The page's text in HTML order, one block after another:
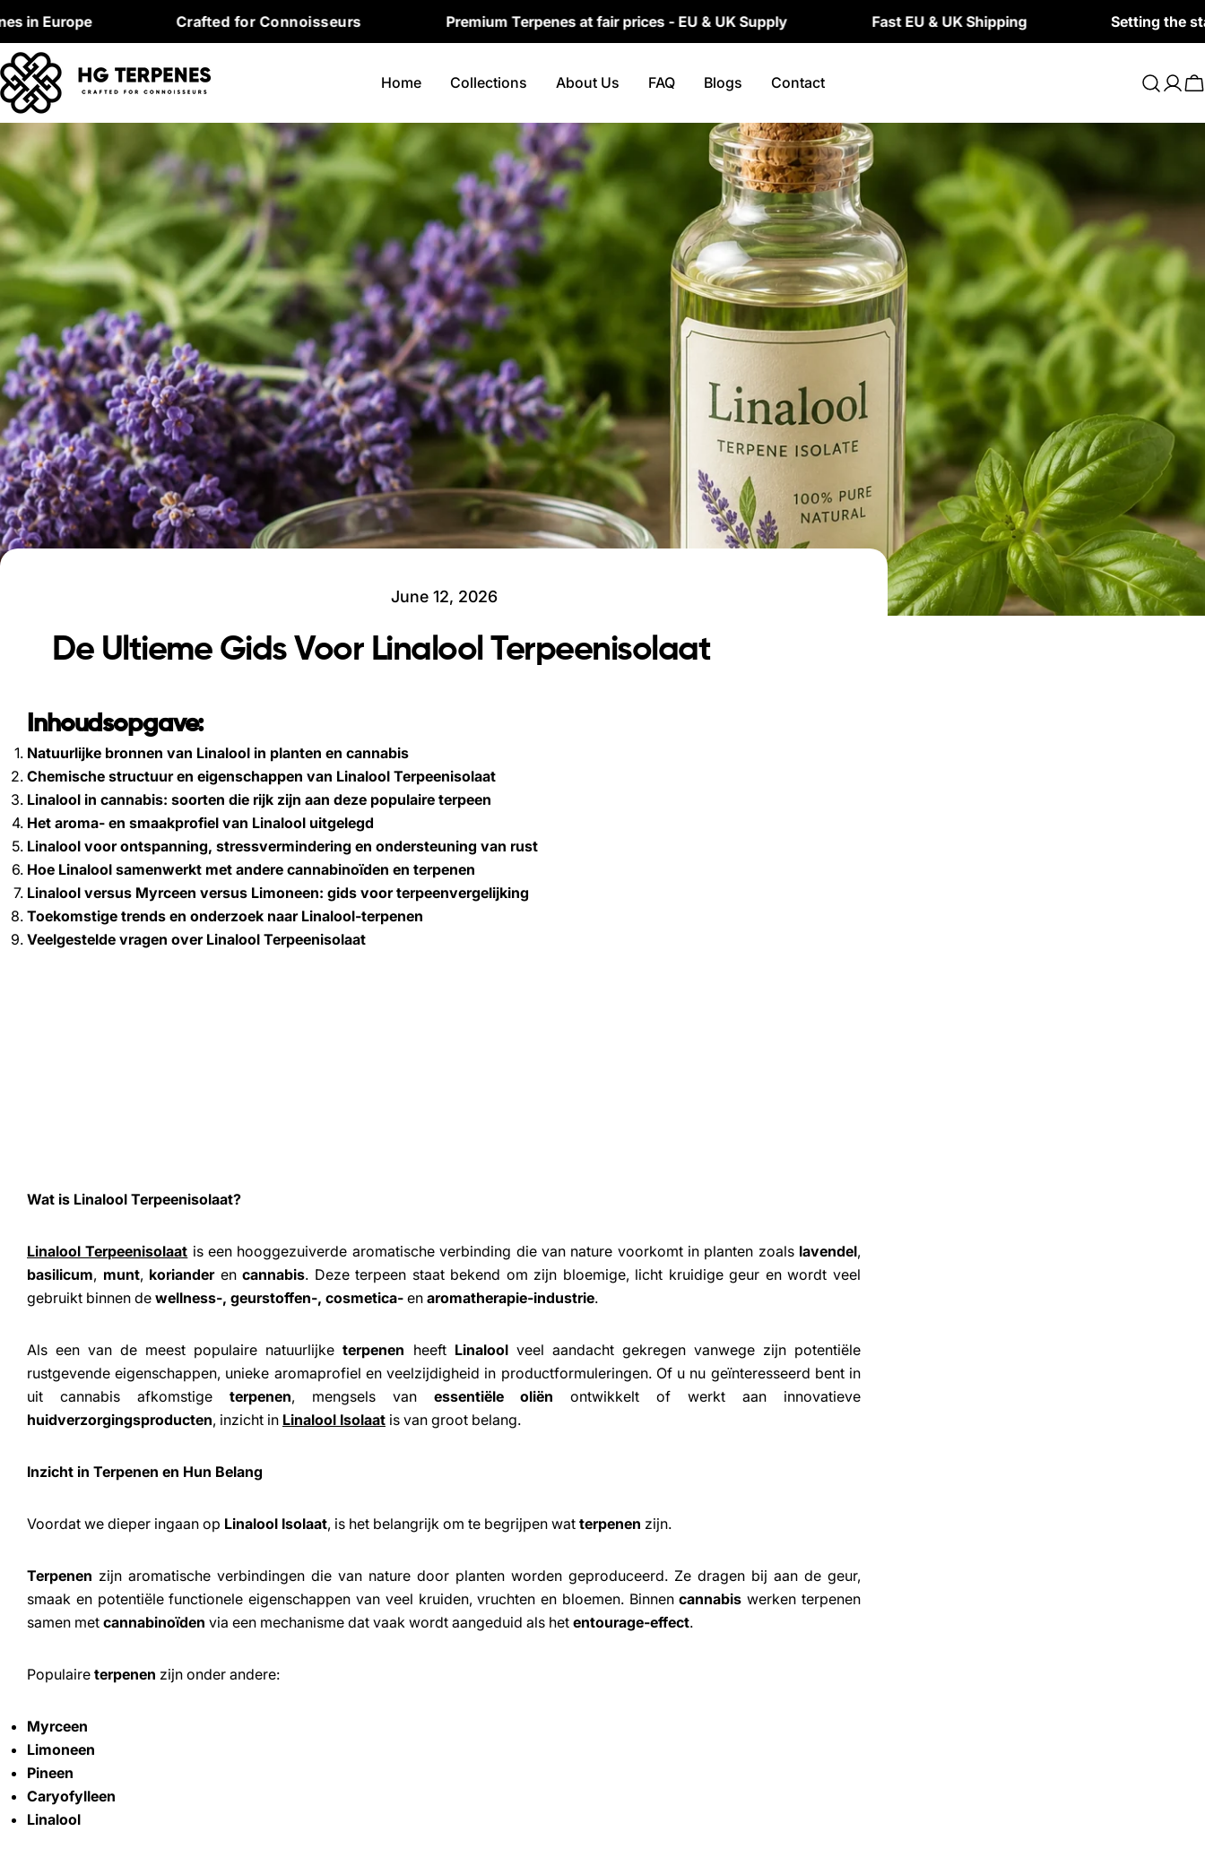
Skip
content
Crafted for Connoisseurs Premium Terpenes at fair prices - EU & UK Supply Fast EU & UK Shipping Setting the standard
Home Collections About Us FAQ Blogs Contact
Log
June 12, 2026
De Ultieme Gids Voor Linalool Terpeenisolaat
Inhoudsopgave:
Natuurlijke bronnen van Linalool in planten en cannabis
Chemische structuur en eigenschappen van Linalool Terpeenisolaat
Linalool in cannabis: soorten die rijk zijn aan deze populaire terpeen
Het aroma- en smaakprofiel van Linalool uitgelegd
Linalool voor ontspanning, stressvermindering en ondersteuning van rust
Hoe Linalool samenwerkt met andere cannabinoïden en terpenen
Linalool versus Myrceen versus Limoneen: gids voor terpeenvergelijking
Toekomstige trends en onderzoek naar Linalool-terpenen
Veelgestelde vragen over Linalool Terpeenisolaat
Wat is Linalool Terpeenisolaat?
Linalool Terpeenisolaat is een hooggezuiverde aromatische verbinding die van nature voorkomt in planten zoals lavendel,
basilicum, munt, korianderencannabis. Deze terpeen staat bekend om zijn bloemige, licht kruidige geur en wordt veel
gebruikt binnen de wellness-, geurstoffen-, cosmetica- en aromatherapie-industrie.
Als een van de meest populaire natuurlijketerpenen heeft Linaloolveel aandacht gekregen vanwege zijn potentiële
rustgevende eigenschappen, unieke aromaprofiel en veelzijdigheid in productformuleringen. Of u nu geïnteresseerd bent in
uit cannabis afkomstige terpenen, mengsels van essentiële oliën ontwikkelt of werkt aan innovatieve
huidverzorgingsproducten, inzicht in Linalool Isolaat is van groot belang.
Inzicht in Terpenen en Hun Belang
Voordat we dieper ingaan op Linalool Isolaat, is het belangrijk om te begrijpen wat terpenen zijn.
Terpenen zijn aromatische verbindingen die van nature door planten worden geproduceerd. Ze dragen bij aan de geur,
smaak en potentiële functionele eigenschappen van veel kruiden, vruchten en bloemen. Binnencannabis werken terpenen
samen met cannabinoïden via een mechanisme dat vaak wordt aangeduid als het entourage-effect.
Populaire terpenen zijn onder andere:
Myrceen
Limoneen
Pineen
Caryofylleen
Linalool